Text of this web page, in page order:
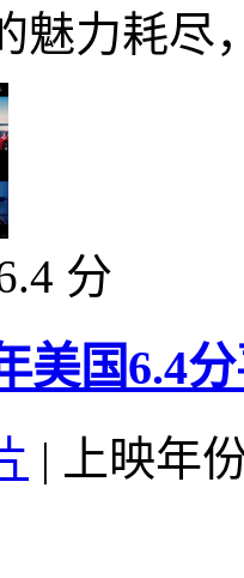
魅力耗尽
分
美国6.4
| 上映年